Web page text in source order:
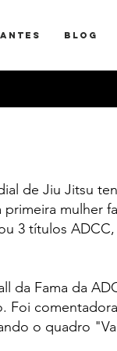
BLOG
de Jiu Jitsu
mulher
3 títulos ADCC,
da Fama da
Foi
o quadro